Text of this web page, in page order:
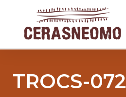
TROCS-072